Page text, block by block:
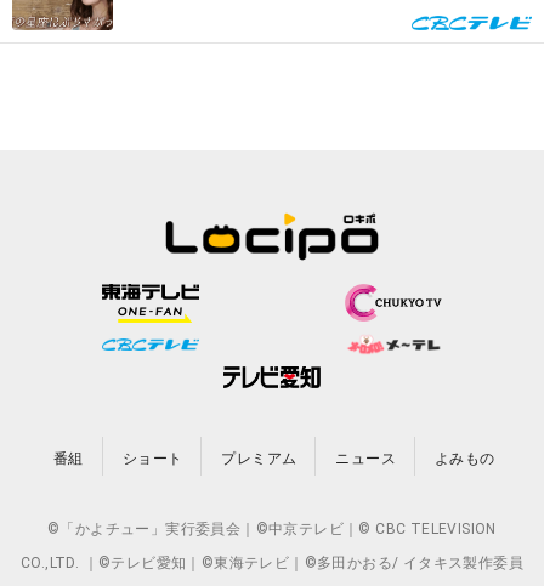
番組 ショート プレミアム ニュース よみもの
©「かよチュー」実行委員会｜©中京テレビ｜© CBC TELEVISION
CO.,LTD. ｜©テレビ愛知｜©東海テレビ｜©多田かおる/ イタキス製作委員